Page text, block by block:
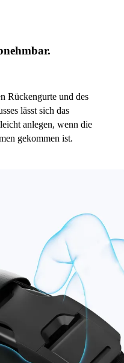
Rückengurte und des
lässt sich das
anlegen, wenn die
gekommen ist.